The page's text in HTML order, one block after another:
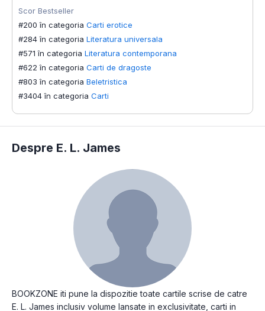
Scor Bestseller
#200 în categoria Carti erotice
#284 în categoria Literatura universala
#571 în categoria Literatura contemporana
#622 în categoria Carti de dragoste
#803 în categoria Beletristica
#3404 în categoria Carti
Despre E. L. James
BOOKZONE iti pune la dispozitie toate cartile scrise de catre
E. L. James inclusiv volume lansate in exclusivitate, carti in